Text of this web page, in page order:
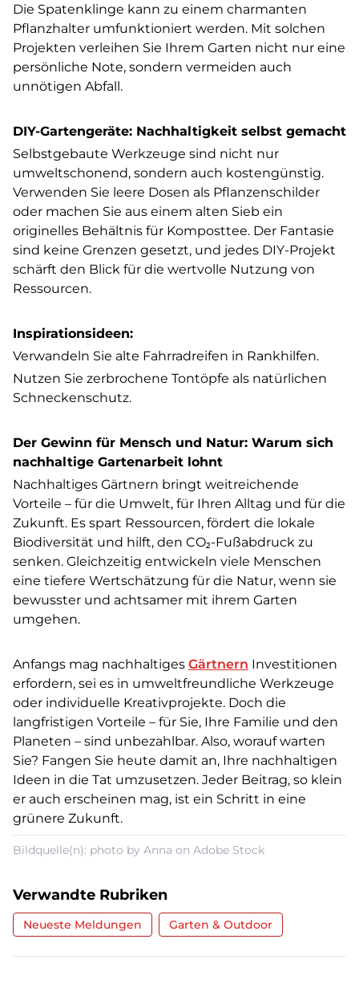
Die Spatenklinge kann zu einem charmanten
Pflanzhalter umfunktioniert werden. Mit solchen
Projekten verleihen Sie Ihrem Garten nicht nur eine
persönliche Note, sondern vermeiden auch
unnötigen Abfall.
DIY-Gartengeräte: Nachhaltigkeit selbst gemacht
Selbstgebaute Werkzeuge sind nicht nur
umweltschonend, sondern auch kostengünstig.
Verwenden Sie leere Dosen als Pflanzenschilder
oder machen Sie aus einem alten Sieb ein
originelles Behältnis für Komposttee. Der Fantasie
sind keine Grenzen gesetzt, und jedes DIY-Projekt
schärft den Blick für die wertvolle Nutzung von
Ressourcen.
Inspirationsideen:
Verwandeln Sie alte Fahrradreifen in Rankhilfen.
Nutzen Sie zerbrochene Tontöpfe als natürlichen
Schneckenschutz.
Der Gewinn für Mensch und Natur: Warum sich
nachhaltige Gartenarbeit lohnt
Nachhaltiges Gärtnern bringt weitreichende
Vorteile – für die Umwelt, für Ihren Alltag und für die
Zukunft. Es spart Ressourcen, fördert die lokale
Biodiversität und hilft, den CO₂-Fußabdruck zu
senken. Gleichzeitig entwickeln viele Menschen
eine tiefere Wertschätzung für die Natur, wenn sie
bewusster und achtsamer mit ihrem Garten
umgehen.
Anfangs mag nachhaltiges Gärtnern Investitionen
erfordern, sei es in umweltfreundliche Werkzeuge
oder individuelle Kreativprojekte. Doch die
langfristigen Vorteile – für Sie, Ihre Familie und den
Planeten – sind unbezahlbar. Also, worauf warten
Sie? Fangen Sie heute damit an, Ihre nachhaltigen
Ideen in die Tat umzusetzen. Jeder Beitrag, so klein
er auch erscheinen mag, ist ein Schritt in eine
grünere Zukunft.
Bildquelle(n): photo by Anna on Adobe Stock
Verwandte Rubriken
Neueste Meldungen Garten & Outdoor